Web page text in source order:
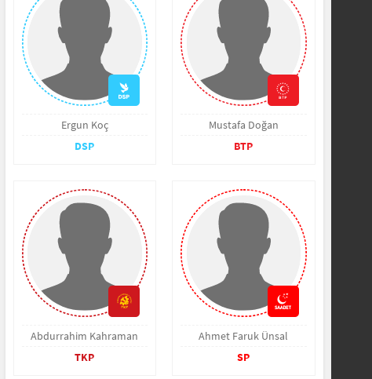
Ergun Koç
DSP
Mustafa Doğan
BTP
Abdurrahim Kahraman
TKP
Ahmet Faruk Ünsal
SP